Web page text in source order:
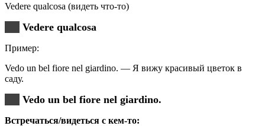
Vedere qualcosa (видеть что-то)
Vedere qualcosa
Пример:
Vedo un bel fiore nel giardino. — Я вижу красивый цветок в
саду.
Vedo un bel fiore nel giardino.
Встречаться/видеться с кем-то: